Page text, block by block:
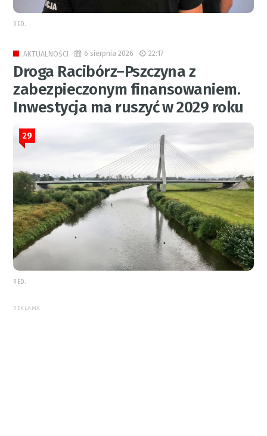
RED.
AKTUALNOŚCI 6 sierpnia 2026 22:17
Droga Racibórz–Pszczyna z
zabezpieczonym finansowaniem.
Inwestycja ma ruszyć w 2029 roku
29
RED.
REKLAMA